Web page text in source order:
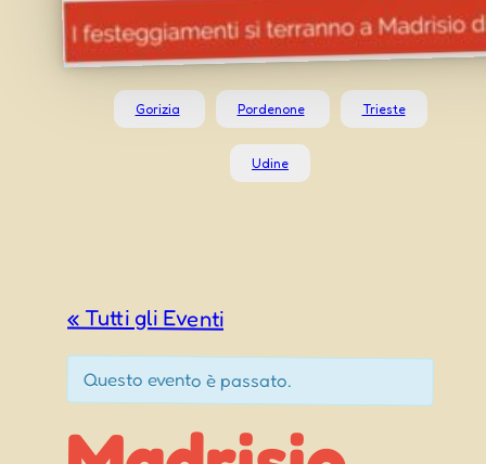
Gorizia Pordenone Trieste
Udine
« Tutti gli Eventi
Questo evento è passato.